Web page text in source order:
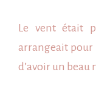
Le vent était
arrangeait pour
d’avoir un